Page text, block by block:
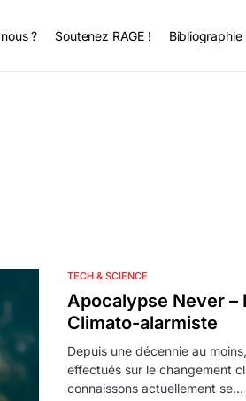
? Soutenez RAGE ! Bibliographie
TECH & SCIENCE
Apocalypse Never –
Climato-alarmiste
Depuis une décennie au
effectués sur le changement
connaissons actuellement se…